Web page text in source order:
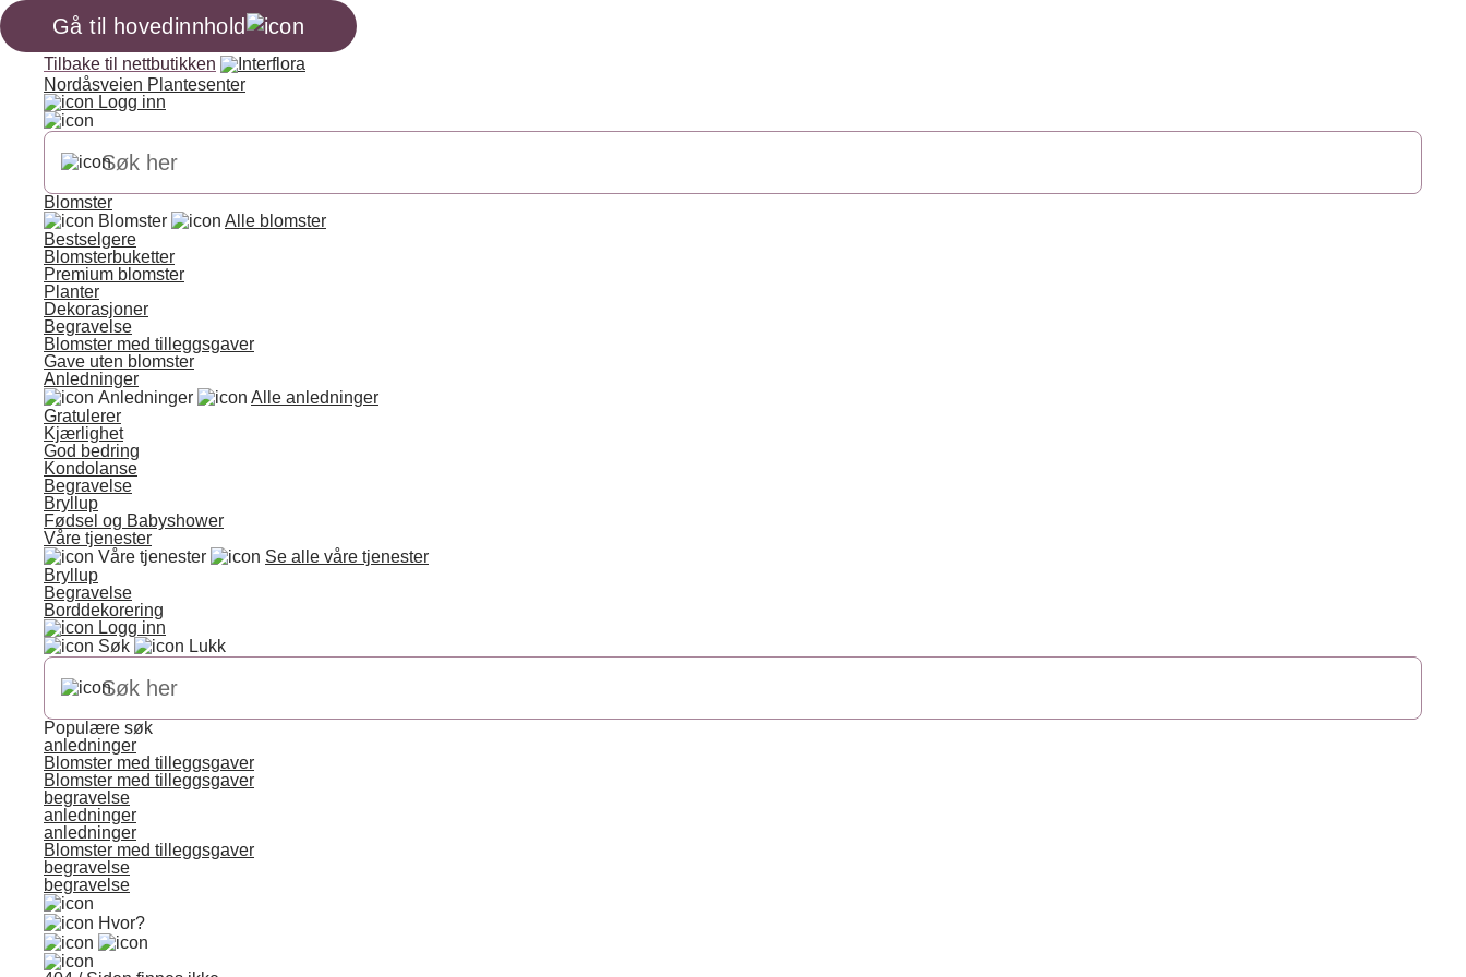
Gå til hovedinnhold
Tilbake til nettbutikken
Nordåsveien Plantesenter
Logg inn
Blomster
Blomster
Alle blomster
Bestselgere
Blomsterbuketter
Premium blomster
Planter
Dekorasjoner
Begravelse
Blomster med tilleggsgaver
Gave uten blomster
Anledninger
Anledninger
Alle anledninger
Gratulerer
Kjærlighet
God bedring
Kondolanse
Begravelse
Bryllup
Fødsel og Babyshower
Våre tjenester
Våre tjenester
Se alle våre tjenester
Bryllup
Begravelse
Borddekorering
Logg inn
Søk
Lukk
Populære søk
anledninger
Blomster med tilleggsgaver
Blomster med tilleggsgaver
begravelse
anledninger
anledninger
Blomster med tilleggsgaver
begravelse
begravelse
Hvor?